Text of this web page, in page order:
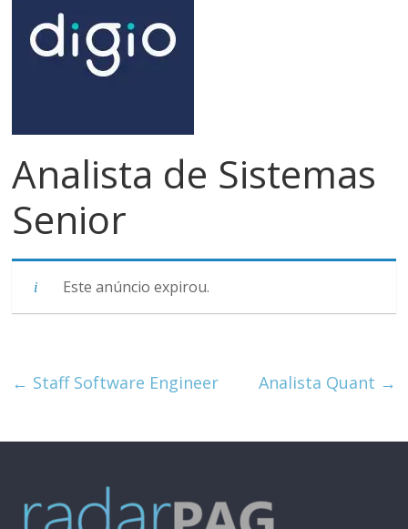
pagamentos
Analista de Sistemas
Senior
Este anúncio expirou.
← Staff Software Engineer Analista Quant →